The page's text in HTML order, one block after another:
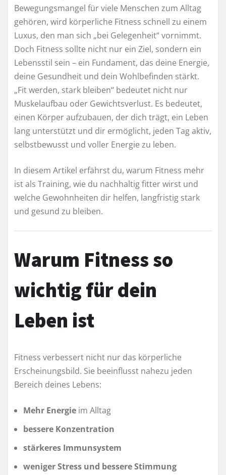
Bewegungsmangel für viele Menschen zum Alltag
gehören, wird körperliche Fitness schnell zu einem
Luxus, den man sich „bei Gelegenheit“ vornimmt.
Doch Fitness sollte nicht nur ein Ziel, sondern ein
Lebensstil sein – ein Fundament, das deine Energie,
deine Gesundheit und dein Wohlbefinden stärkt.
„Fit werden, stark bleiben“ bedeutet nicht nur
Muskelaufbau oder Gewichtsverlust. Es bedeutet,
einen Körper aufzubauen, der dich trägt, ein Leben
lang unterstützt und dir ermöglicht, jeden Tag aktiv,
selbstbewusst und voller Energie zu leben.
In diesem Artikel erfährst du, warum Fitness mehr
ist als Training, wie du nachhaltig fitter wirst und
welche Gewohnheiten dir helfen, langfristig stark
und gesund zu bleiben.
Warum Fitness so
wichtig für dein
Leben ist
Fitness verbessert nicht nur das körperliche
Erscheinungsbild. Sie beeinflusst nahezu jeden
Bereich deines Lebens:
Mehr Energie im Alltag
bessere Konzentration
stärkeres Immunsystem
weniger Stress und bessere Stimmung